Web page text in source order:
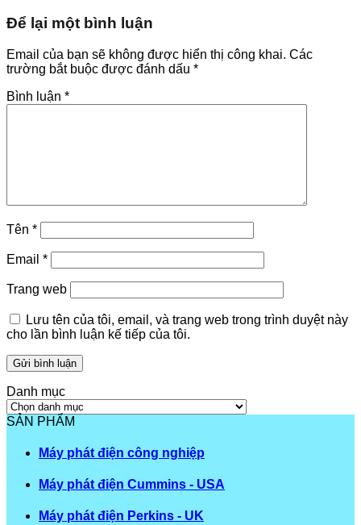
Để lại một bình luận
Email của bạn sẽ không được hiển thị công khai. Các
trường bắt buộc được đánh dấu *
Bình luận *
Tên *
Email *
Trang web
Lưu tên của tôi, email, và trang web trong trình duyệt này
cho lần bình luận kế tiếp của tôi.
Danh mục
Danh
mục
SẢN PHẨM
Máy phát điện công nghiệp
Máy phát điện Cummins - USA
Máy phát điện Perkins - UK